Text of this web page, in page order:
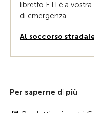
libretto ETI è a
di emergenza.
Al soccorso
Per saperne di più